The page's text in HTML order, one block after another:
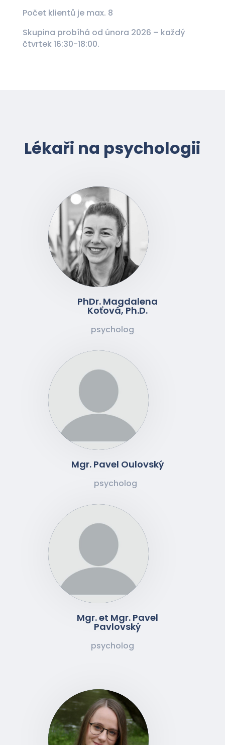
Počet klientů je max. 8
Skupina probíhá od února 2026 – každý
čtvrtek 16:30-18:00.
Lékaři na psychologii
PhDr. Magdalena
Koťová, Ph.D.
psycholog
Mgr. Pavel Oulovský
psycholog
Mgr. et Mgr. Pavel
Pavlovský
psycholog